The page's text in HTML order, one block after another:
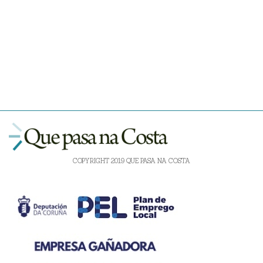
COPYRIGHT 2019 QUE PASA NA COSTA